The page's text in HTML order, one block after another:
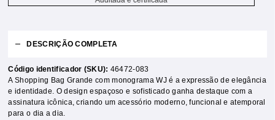
DESCRIÇÃO COMPLETA
Código identificador (SKU): 46472-083
A Shopping Bag Grande com monograma WJ é a expressão de elegância
e identidade. O design espaçoso e sofisticado ganha destaque com a
assinatura icônica, criando um acessório moderno, funcional e atemporal
para o dia a dia.